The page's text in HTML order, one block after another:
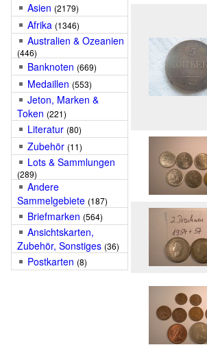
Asien (2179)
Afrika (1346)
Australien & Ozeanien
(446)
Banknoten (669)
Medaillen (553)
Jeton, Marken &
Token (221)
Literatur (80)
Zubehör (11)
Lots & Sammlungen
(289)
Andere
Sammelgebiete (187)
Briefmarken (564)
Ansichtskarten,
Zubehör, Sonstiges (36)
Postkarten (8)